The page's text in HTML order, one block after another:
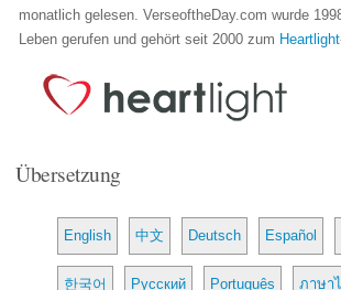
monatlich gelesen. VerseoftheDay.com wurde
Leben gerufen und gehört seit 2000 zum Heartlight
Übersetzung
English 中文 Deutsch Español
한국어 Русский Português ภาษา